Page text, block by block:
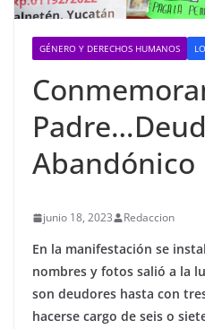
GÉNERO Y DERECHOS HUMANOS
Abandónico
junio 18, 2023 Redaccion
En la manifestación se
nombres y fotos salió a la
son deudores hasta con
hacerse cargo de seis o